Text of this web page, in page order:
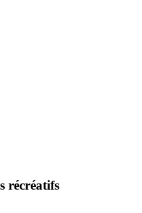
récréatifs